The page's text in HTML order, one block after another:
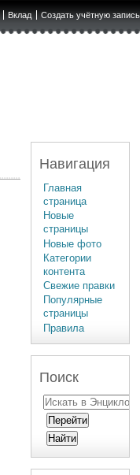
Вклад Создать учётную запись
Навигация
Главная
страница
Новые
страницы
Новые фото
Категории
контента
Свежие правки
Популярные
страницы
Правила
Поиск